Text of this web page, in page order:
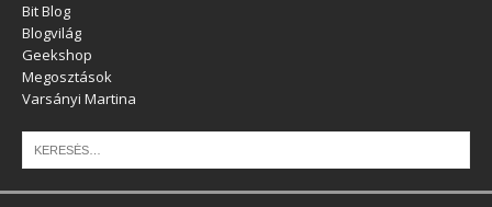
Bit Blog
Blogvilág
Geekshop
Megosztások
Varsányi Martina